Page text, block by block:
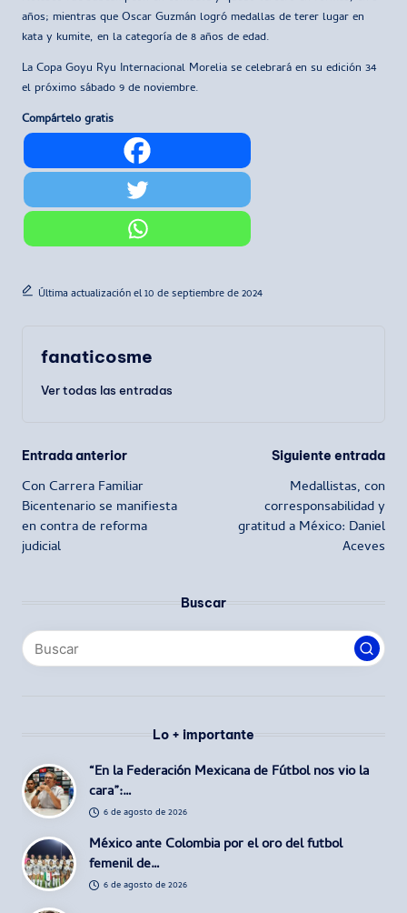
años; mientras que Oscar Guzmán logró medallas de terer lugar en
kata y kumite, en la categoría de 8 años de edad.
La Copa Goyu Ryu Internacional Morelia se celebrará en su edición 34
el próximo sábado 9 de noviembre.
Compártelo gratis
Última actualización el 10 de septiembre de 2024
fanaticosme
Ver todas las entradas
Navegación
de
entradas
Entrada anterior
Con Carrera Familiar
Bicentenario se manifiesta
en contra de reforma
judicial
Siguiente entrada
Medallistas, con
corresponsabilidad y
gratitud a México: Daniel
Aceves
Buscar
Lo + importante
“En la Federación Mexicana de Fútbol nos vio la
cara”:…
6 de agosto de 2026
México ante Colombia por el oro del futbol
femenil de…
6 de agosto de 2026